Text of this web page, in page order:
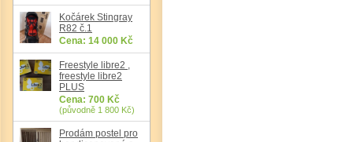
Kočárek Stingray
R82 č.1
Cena: 14 000 Kč
Freestyle libre2 ,
freestyle libre2
PLUS
Cena: 700 Kč
(původně 1 800 Kč)
Prodám postel pro